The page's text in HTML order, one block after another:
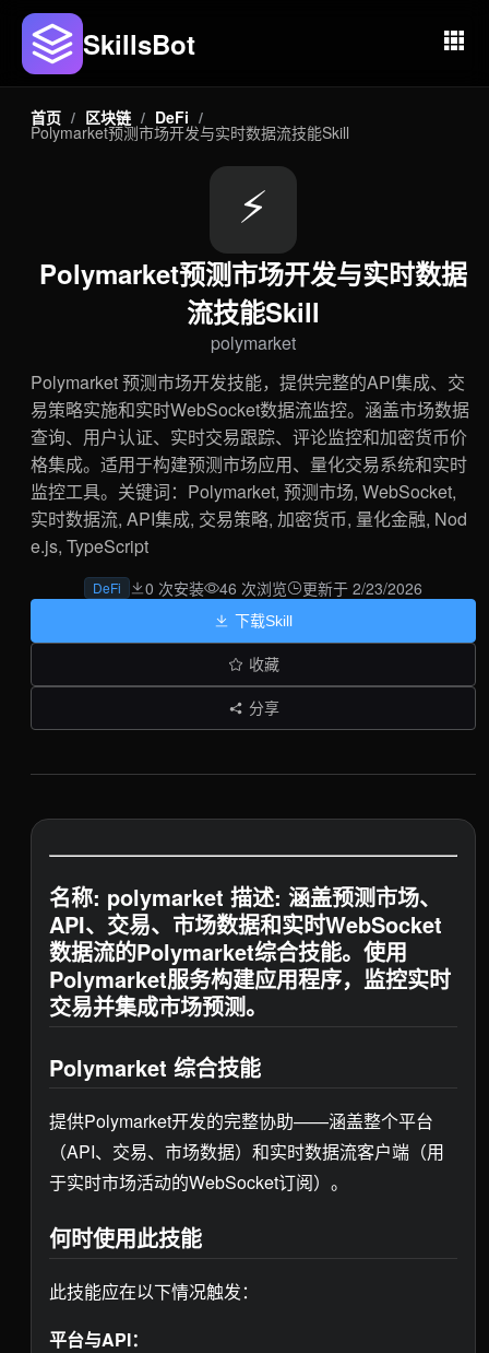
SkillsBot
首页 / 区块链 / DeFi /
Polymarket预测市场开发与实时数据流技能Skill
⚡
Polymarket预测市场开发与实时数据
流技能Skill
polymarket
Polymarket 预测市场开发技能，提供完整的API集成、交
易策略实施和实时WebSocket数据流监控。涵盖市场数据
查询、用户认证、实时交易跟踪、评论监控和加密货币价
格集成。适用于构建预测市场应用、量化交易系统和实时
监控工具。关键词：Polymarket, 预测市场, WebSocket,
实时数据流, API集成, 交易策略, 加密货币, 量化金融, Nod
e.js, TypeScript
DeFi 0 次安装 46 次浏览 更新于 2/23/2026
下载Skill
收藏
分享
名称: polymarket 描述: 涵盖预测市场、
API、交易、市场数据和实时WebSocket
数据流的Polymarket综合技能。使用
Polymarket服务构建应用程序，监控实时
交易并集成市场预测。
Polymarket 综合技能
提供Polymarket开发的完整协助——涵盖整个平台
（API、交易、市场数据）和实时数据流客户端（用
于实时市场活动的WebSocket订阅）。
何时使用此技能
此技能应在以下情况触发：
平台与API：